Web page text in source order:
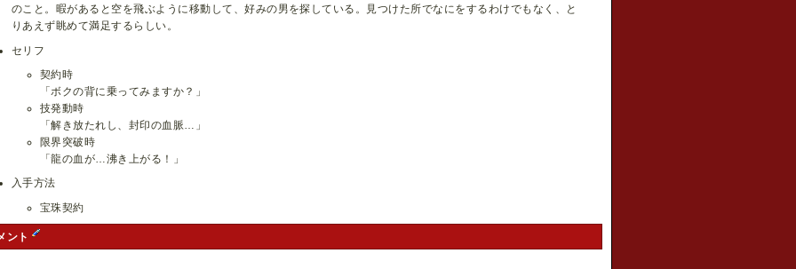
のこと。暇があると空を飛ぶように移動して、好みの男を探している。見つけた所でなにをするわけでもなく、と
りあえず眺めて満足するらしい。
セリフ
契約時
「ボクの背に乗ってみますか？」
技発動時
「解き放たれし、封印の血脈…」
限界突破時
「龍の血が…沸き上がる！」
入手方法
宝珠契約
ント